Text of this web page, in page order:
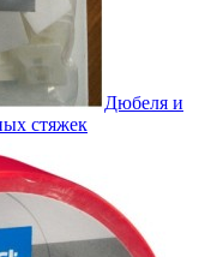
Дюбеля и
стяжек